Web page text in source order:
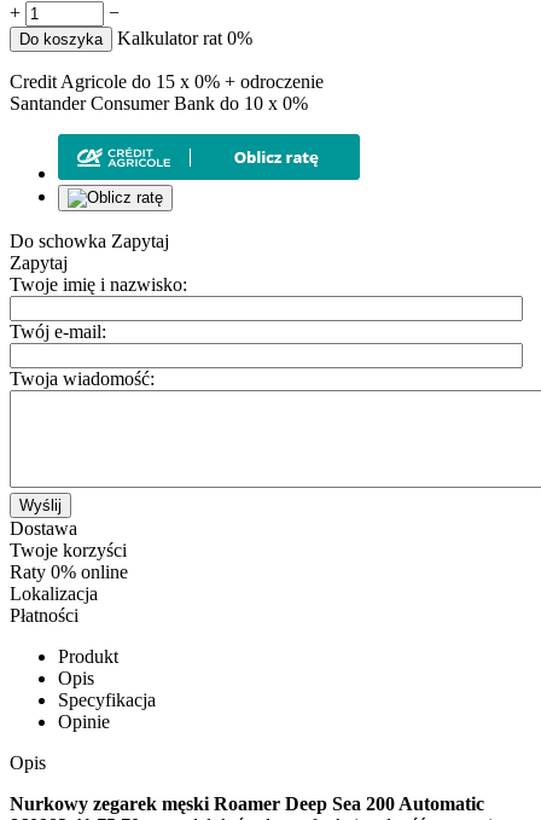
+ −
Do koszyka Kalkulator rat 0%
Credit Agricole do 15 x 0% + odroczenie
Santander Consumer Bank do 10 x 0%
Do schowka Zapytaj
Zapytaj
Twoje imię i nazwisko:
Twój e-mail:
Twoja wiadomość:
Wyślij
Dostawa
Twoje korzyści
Raty 0% online
Lokalizacja
Płatności
Produkt
Opis
Specyfikacja
Opinie
Opis
Nurkowy zegarek męski Roamer Deep Sea 200 Automatic